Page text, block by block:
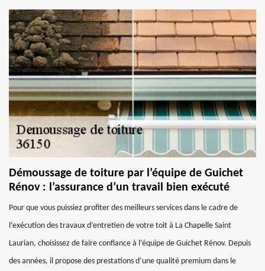
Démoussage de toiture par l’équipe de Guichet
Rénov : l’assurance d’un travail bien exécuté
Pour que vous puissiez profiter des meilleurs services dans le cadre de
l’exécution des travaux d’entretien de votre toit à La Chapelle Saint
Laurian, choisissez de faire confiance à l’équipe de Guichet Rénov. Depuis
des années, il propose des prestations d’une qualité premium dans le